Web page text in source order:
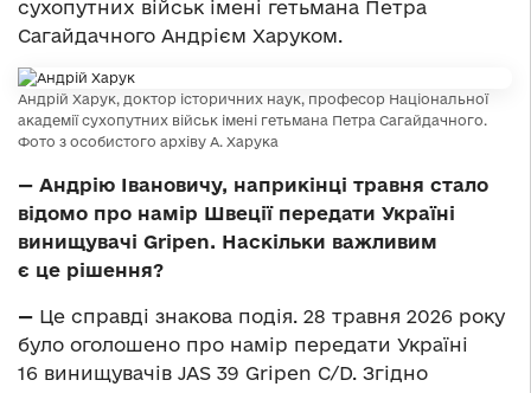
сухопутних військ імені гетьмана Петра
Сагайдачного Андрієм Харуком.
Андрій Харук, доктор історичних наук, професор Національної
академії сухопутних військ імені гетьмана Петра Сагайдачного.
Фото з особистого архіву А. Харука
— Андрію Івановичу, наприкінці травня стало
відомо про намір Швеції передати Україні
винищувачі Gripen. Наскільки важливим
є це рішення?
— Це справді знакова подія. 28 травня 2026 року
було оголошено про намір передати Україні
16 винищувачів JAS 39 Gripen C/D. Згідно